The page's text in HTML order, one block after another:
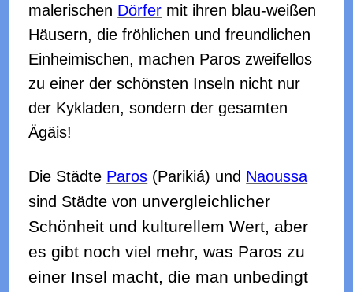
malerischen Dörfer mit ihren blau-weißen
Häusern, die fröhlichen und freundlichen
Einheimischen, machen Paros zweifellos
zu einer derschönsten Inseln nicht nur
der Kykladen, sondern dergesamten
Ägäis!
Die Städte Paros (Parikiá) und Naoussa
sind Städte von unvergleichlicher
Schönheit und kulturellem Wert, aber
es gibt noch viel mehr, was Paros zu
einer Insel macht,die man unbedingt